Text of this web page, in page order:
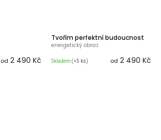
od 2 490 Kč
Tvořím perfektní budoucnost
energetický obraz
Skladem (>5 ks) od 2 490 Kč